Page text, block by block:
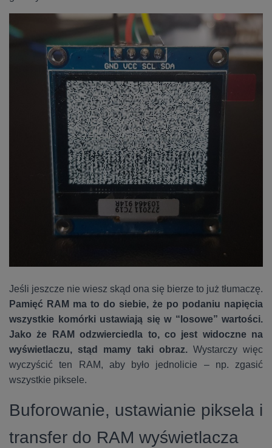
Jeśli jeszcze nie wiesz skąd ona się bierze to już tłumaczę.
Pamięć RAM ma to do siebie, że po podaniu napięcia
wszystkie komórki ustawiają się w “losowe” wartości.
Jako że RAM odzwierciedla to, co jest widoczne na
wyświetlaczu, stąd mamy taki obraz.Wystarczy więc
wyczyścić ten RAM, aby było jednolicie – np. zgasić
wszystkie piksele.
Buforowanie, ustawianie piksela i
transfer do RAM wyświetlacza